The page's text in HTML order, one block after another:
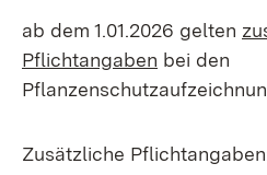
ab dem 1.01.2026 gelten
Pflichtangaben bei den
Zusätzliche